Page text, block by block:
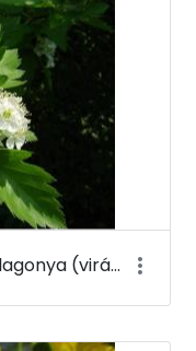
Crataegus nigra - Fekete galagonya (virága) - Budai Arborétum